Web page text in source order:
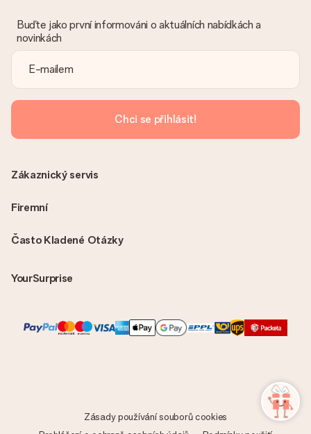
vhodné řešení.
Je faktura odeslána spolu s objednávkou?
vždy v potvrzovacím e-mailu a vždy ji najdete ve svém účtu
MySurprise. To znamená, že můžete dar doručit přímo
příjemci, což je opravdovým překvapením!
Buďte jako první informováni o aktuálních nabídkách a
novinkách
Chci se přihlásit!
Často Kladené Otázky
YourSurprise
Zákaznický servis
Firemní
Zásady používání souborů cookies